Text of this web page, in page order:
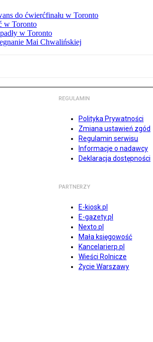
do ćwierćfinału w Toronto
w Toronto
w Toronto
Mai Chwalińskiej
REGULAMIN
Polityka Prywatności
Zmiana ustawień zgód
Regulamin serwisu
Informacje o nadawcy
Deklaracja dostępności
PARTNERZY
E-kiosk.pl
E-gazety.pl
Nexto.pl
Mała księgowość
Kancelarierp.pl
Wieści Rolnicze
Życie Warszawy